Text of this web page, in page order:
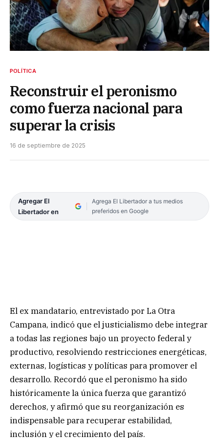
POLÍTICA
Reconstruir el peronismo
como fuerza nacional para
superar la crisis
16 de septiembre de 2025
Agregar El
Libertador en
Agrega El Libertador a tus medios
preferidos en Google
El ex mandatario, entrevistado por La Otra
Campana, indicó que el justicialismo debe integrar
a todas las regiones bajo un proyecto federal y
productivo, resolviendo restricciones energéticas,
externas, logísticas y políticas para promover el
desarrollo. Recordó que el peronismo ha sido
históricamente la única fuerza que garantizó
derechos, y afirmó que su reorganización es
indispensable para recuperar estabilidad,
inclusión y el crecimiento del país.